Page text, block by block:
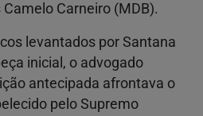
Carneiro (MDB).
levantados por Santana
inicial, o advogado
antecipada afrontava o
pelo Supremo